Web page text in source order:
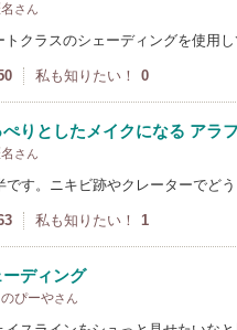
さん
トクラスのシェーディングを使用
私も知りたい！ 0
りとしたメイクになる アラ
さん
です。ニキビ跡やクレーターでど
私も知りたい！ 1
ーディング
ぴーやさん